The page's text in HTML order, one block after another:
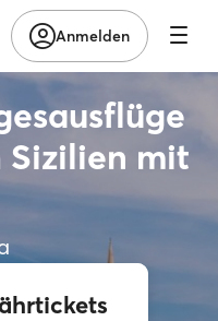
Anmelden
Sizilien mit